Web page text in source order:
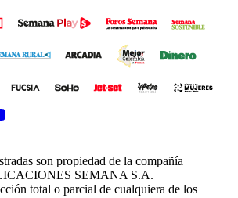
window
son propiedad de la compañía
SEMANA S.A.
total o parcial de cualquiera de los